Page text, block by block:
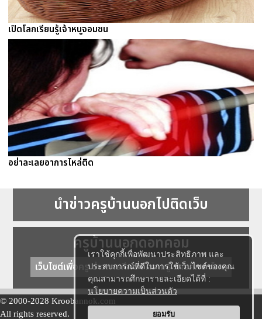
เราใช้คุกกี้เพื่อพัฒนาประสิทธิภาพ และ
ประสบการณ์ที่ดีในการใช้เว็บไซต์ของคุณ
คุณสามารถศึกษารายละเอียดได้ที่ :
นโยบายความเป็นส่วนตัว
ยอมรับ
เปิดโลกเรียนรู้เจ้าหนูจอมซน
อย่าละเลยอาการไหล่ติด
นำข่าวครูบ้านนอกไปติดเว็บ
ครูบ้านนอกดอทคอม
เว็บไซต์เพื่อครู ข่าวการศึกษา ความรู้ การศึกษาไทย
© 2000-2028 Kroobannok.com
All rights reserved.